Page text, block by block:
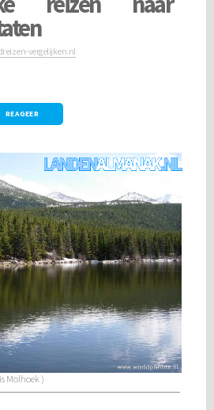
vergelijken.nl
REAGEER
Molhoek )